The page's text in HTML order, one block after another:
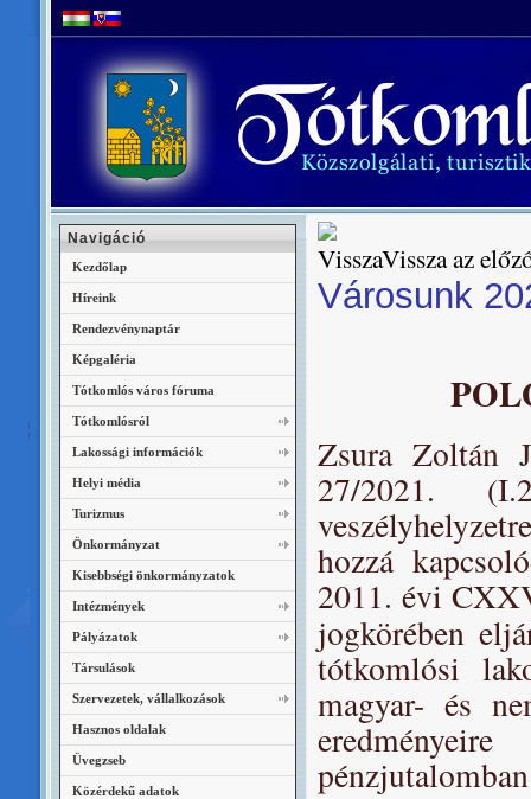
Vissza az
Városunk
Zsura Zoltán
27/2021.
hozzá
2011. évi
jogkörében
tótkomlósi
magyar- és
Navigáció
Kezdőlap
Híreink
Rendezvénynaptár
Képgaléria
Tótkomlós város fóruma
Tótkomlósról
Lakossági információk
Helyi média
Turizmus
Önkormányzat
Kisebbségi önkormányzatok
Intézmények
Pályázatok
Társulások
Szervezetek, vállalkozások
Hasznos oldalak
Üvegzseb
Közérdekű adatok